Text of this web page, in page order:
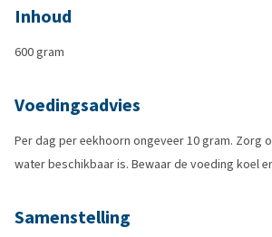
Inhoud
600 gram
Voedingsadvies
Per dag per eekhoorn ongeveer 10 gram. Zorg
water beschikbaar is. Bewaar de voeding koel
Samenstelling